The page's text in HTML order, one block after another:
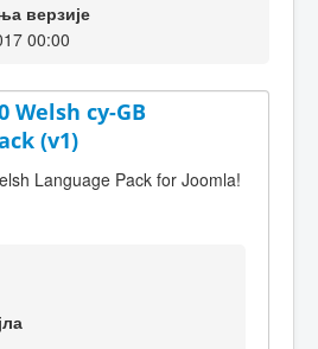
верзије
00:00
Welsh cy-GB
(v1)
Language Pack for Joomla!